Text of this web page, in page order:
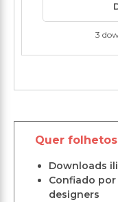
3
Quer
Downloads
Confiado por
designers